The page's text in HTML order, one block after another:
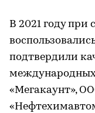
В 2021 году
подтвердили
«Мегакаунт»,